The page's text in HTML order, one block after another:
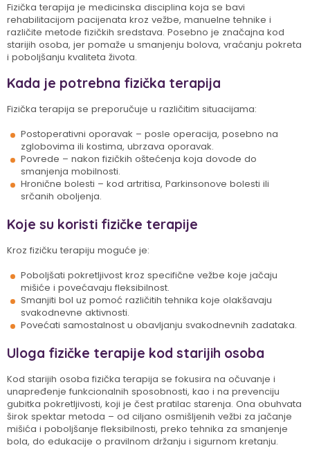
Fizička terapija je medicinska disciplina koja se bavi
rehabilitacijom pacijenata kroz vežbe, manuelne tehnike i
različite metode fizičkih sredstava. Posebno je značajna kod
starijih osoba, jer pomaže u smanjenju bolova, vraćanju pokreta
i poboljšanju kvaliteta života.
Kada je potrebna fizička terapija
Fizička terapija se preporučuje u različitim situacijama:
Postoperativni oporavak – posle operacija, posebno na
zglobovima ili kostima, ubrzava oporavak.
Povrede – nakon fizičkih oštećenja koja dovode do
smanjenja mobilnosti.
Hronične bolesti – kod artritisa, Parkinsonove bolesti ili
srčanih oboljenja.
Koje su koristi fizičke terapije
Kroz fizičku terapiju moguće je:
Poboljšati pokretljivost kroz specifične vežbe koje jačaju
mišiće i povećavaju fleksibilnost.
Smanjiti bol uz pomoć različitih tehnika koje olakšavaju
svakodnevne aktivnosti.
Povećati samostalnost u obavljanju svakodnevnih zadataka.
Uloga fizičke terapije kod starijih osoba
Kod starijih osoba fizička terapija se fokusira na očuvanje i
unapređenje funkcionalnih sposobnosti, kao i na prevenciju
gubitka pokretljivosti, koji je čest pratilac starenja. Ona obuhvata
širok spektar metoda – od ciljano osmišljenih vežbi za jačanje
mišića i poboljšanje fleksibilnosti, preko tehnika za smanjenje
bola, do edukacije o pravilnom držanju i sigurnom kretanju.